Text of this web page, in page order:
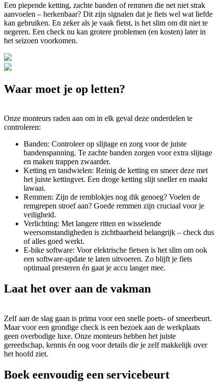
Een piepende ketting, zachte banden of remmen die net niet strak
aanvoelen – herkenbaar? Dit zijn signalen dat je fiets wel wat liefde
kan gebruiken. En zeker als je vaak fietst, is het slim om dit niet te
negeren. Een check nu kan grotere problemen (en kosten) later in
het seizoen voorkomen.
Waar moet je op letten?
Onze monteurs raden aan om in elk geval deze onderdelen te
controleren:
Banden: Controleer op slijtage en zorg voor de juiste
bandenspanning. Te zachte banden zorgen voor extra slijtage
en maken trappen zwaarder.
Ketting en tandwielen: Reinig de ketting en smeer deze met
het juiste kettingvet. Een droge ketting slijt sneller en maakt
lawaai.
Remmen: Zijn de remblokjes nog dik genoeg? Voelen de
remgrepen stroef aan? Goede remmen zijn cruciaal voor je
veiligheid.
Verlichting: Met langere ritten en wisselende
weersomstandigheden is zichtbaarheid belangrijk – check dus
of alles goed werkt.
E-bike software: Voor elektrische fietsen is het slim om ook
een software-update te laten uitvoeren. Zo blijft je fiets
optimaal presteren én gaat je accu langer mee.
Laat het over aan de vakman
Zelf aan de slag gaan is prima voor een snelle poets- of smeerbeurt.
Maar voor een grondige check is een bezoek aan de werkplaats
geen overbodige luxe. Onze monteurs hebben het juiste
gereedschap, kennis én oog voor details die je zelf makkelijk over
het hoofd ziet.
Boek eenvoudig een servicebeurt